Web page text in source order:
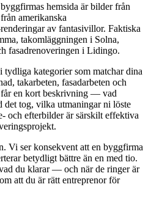
hemsida är bilder från
amerikanska
av fantasivillor. Faktiska
takomläggningen i Solna,
fasadrenoveringen i Lidingo.
kategorier som matchar dina
takarbeten, fasadarbeten och
får en kort beskrivning — vad
det tog, vilka utmaningar ni löste
och efterbilder är särskilt effektiva
Vi ser konsekvent att en byggfirma
betydligt bättre än en med tio.
du klarar — och när de ringer är
att du är rätt entreprenor för